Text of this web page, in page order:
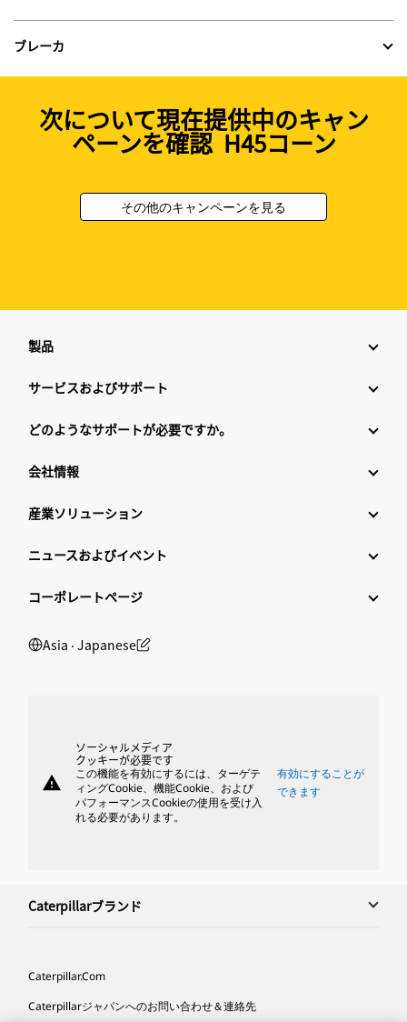
ブレーカ
次について現在提供中のキャン
ペーンを確認 H45コーン
その他のキャンペーンを見る
製品
サービスおよびサポート
どのようなサポートが必要ですか。
会社情報
産業ソリューション
ニュースおよびイベント
コーポレートページ
Asia ‧ Japanese
warning
ソーシャルメディア
クッキーが必要です
この機能を有効にするには、ターゲテ
ィングCookie、機能Cookie、および
パフォーマンスCookieの使用を受け入
れる必要があります。
有効にすることが
できます
Caterpillarブランド
Caterpillar.com
Caterpillarジャパンへのお問い合わせ＆連絡先